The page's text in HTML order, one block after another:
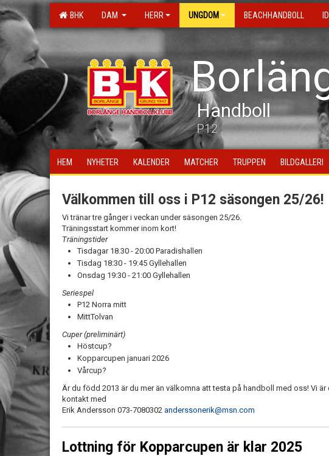
BHK DAM HERR UNGDOM BEACHHANDBOLL
Handboll
P12
HEM NYHETER KALENDER MATCHER TRUPPEN BILDGALLERI
Välkommen till oss i P12 säsongen 25/26!
Vi tränar tre gånger i veckan under säsongen 25/26.
Träningsstart kommer inom kort!
Träningstider
Tisdagar 18.30 - 20:00 Paradishallen
Tisdag 18:30 - 19:45 Gyllehallen
Onsdag 19:30 - 21:00 Gyllehallen
Seriespel
P12 Norra mitt
MittTolvan
Cuper (preliminärt)
Höstcup?
Kopparcupen januari 2026
Vårcup?
Är du född 2013 är du mer än välkomna att testa på handboll med oss! Vi är
kontakt med
Erik Andersson 073-7080302 anderssonerik@msn.com
Lottning för Kopparcupen är klar 2025